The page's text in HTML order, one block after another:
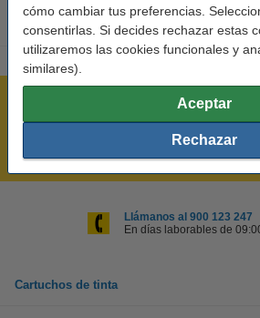
cómo cambiar tus preferencias.
consentirlas. Si decides rechazar estas
utilizaremos las cookies funcionales y
similares).
Aceptar
Rechazar
Llámanos al 900 123 247
En días laborables de
Cartuchos de tinta